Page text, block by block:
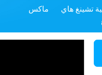
ماكس تشينغ هاي